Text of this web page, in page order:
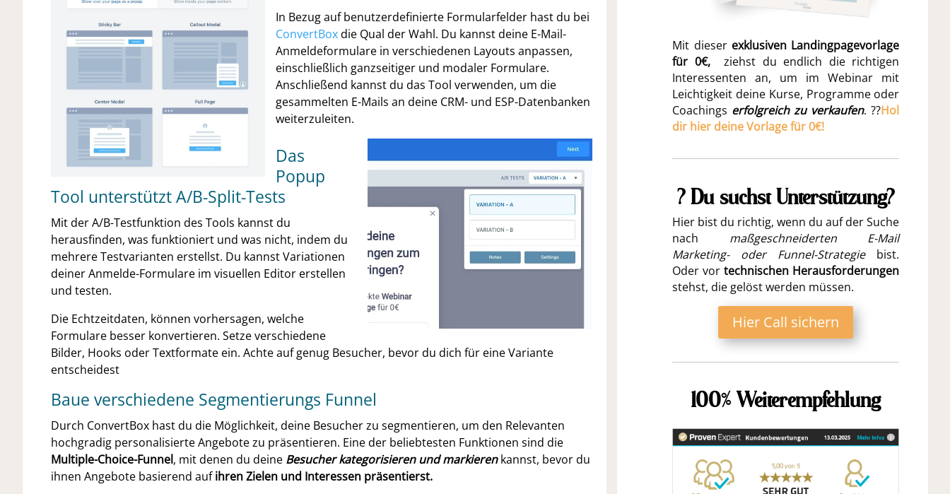
In Bezug auf benutzerdefinierte Formularfelder hast du bei
ConvertBoxdie Qual der Wahl. Du kannst deine E-Mail-
Anmeldeformulare in verschiedenen Layouts anpassen,
einschließlich ganzseitiger und modaler Formulare.
Anschließend kannst du das Tool verwenden, um die
gesammelten E-Mails an deine CRM- und ESP-Datenbanken
weiterzuleiten.
Das
Popup
Tool unterstützt A/B-Split-Tests
Mit der A/B-Testfunktion des Tools kannst du
herausfinden, was funktioniert und was nicht, indem du
mehrere Testvarianten erstellst. Du kannst Variationen
deiner Anmelde-Formulare im visuellen Editor erstellen
und testen.
Die Echtzeitdaten, können vorhersagen, welche
Formulare besser konvertieren. Setze verschiedene
Bilder, Hooks oder Textformate ein. Achte auf genug Besucher, bevor du dich für eine Variante
entscheidest
Baue verschiedene Segmentierungs Funnel
Durch ConvertBox hast du die Möglichkeit, deine Besucher zu segmentieren, um den Relevanten
hochgradig personalisierte Angebote zu präsentieren. Eine der beliebtesten Funktionen sind die
Multiple-Choice-Funnel, mit denen du deine Besucher kategorisieren und markierenkannst, bevor du
ihnen Angebote basierend aufihren Zielen und Interessen präsentierst.
Mit dieser exklusiven Landingpagevorlage
für 0€,ziehst du endlich die richtigen
Interessenten an, um im Webinar mit
Leichtigkeit deine Kurse, Programme oder
Coachings erfolgreich zu verkaufen. ??Hol
dir hier deine Vorlage für 0€!
? Du suchst Unterstützung?
Hier bist du richtig, wenn du auf der Suche
nach maßgeschneiderten E-Mail
Marketing- oder Funnel-Strategiebist.
Oder vortechnischen Herausforderungen
stehst, die gelöst werden müssen.
Hier Call sichern
100% Weiterempfehlung